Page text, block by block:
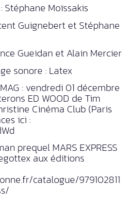
Stéphane Moïssakis
Guignebert et Stéphane
Gueidan et Alain Mercier
sonore : Latex
: vendredi 01 décembre
ED WOOD de Tim
Cinéma Club (Paris
ici :
prequel MARS EXPRESS
aux éditions
catalogue/979102811